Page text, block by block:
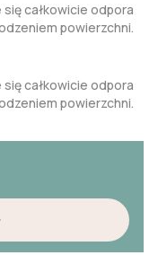
całkowicie odpora
powierzchni.
całkowicie odpora
powierzchni.